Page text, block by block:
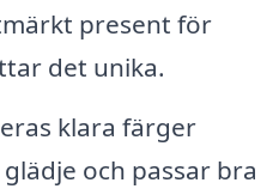
present för
det unika.
klara färger
och passar bra